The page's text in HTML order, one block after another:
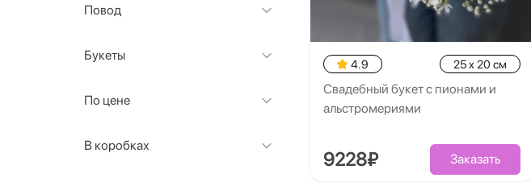
Повод
Букеты
По цене
В коробках
4.9 25 x 20 см
Свадебный букет с пионами и
альстромериями
9228₽ Заказать